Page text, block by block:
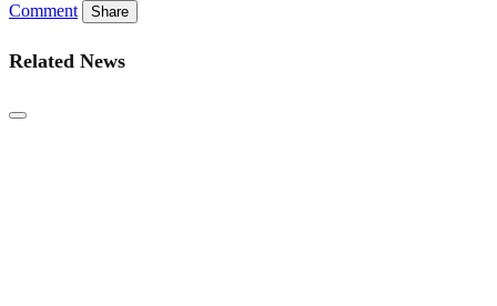
Comment
Share
Related News